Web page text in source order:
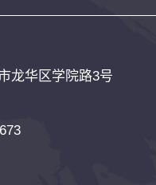
龙华区学院路3号